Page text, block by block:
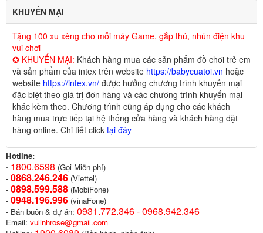
KHUYẾN MẠI
Tặng 100 xu xèng cho mỗi máy Game, gắp thú, nhún điện khu
vui chơi
✪ KHUYẾN MẠI: Khách hàng mua các sản phẩm đồ chơi trẻ em
và sản phẩm của intex trên website https://babycuatoi.vn hoặc
website https://intex.vn/ được hưởng chương trình khuyến mại
đặc biệt theo giá trị đơn hàng và các chương trình khuyến mại
khác kèm theo. Chương trình cũng áp dụng cho các khách
hàng mua trực tiếp tại hệ thống cửa hàng và khách hàng đặt
hàng online. Chi tiết click tại đây
Hotline:
- 1800.6598 (Gọi Miễn phí)
- 0868.246.246 (Viettel)
- 0898.599.588 (MobiFone)
- 0948.196.996 (vinaFone)
- Bán buôn & dự án: 0931.772.346 - 0968.942.346
Email: vulinhrose@gmail.com